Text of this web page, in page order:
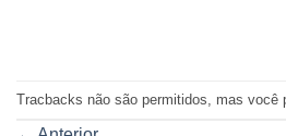
Tracbacks não são permitidos, mas você